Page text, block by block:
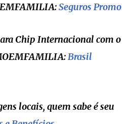
Seguros Promo
Chip Internacional com o
Brasil
locais, quem sabe é seu